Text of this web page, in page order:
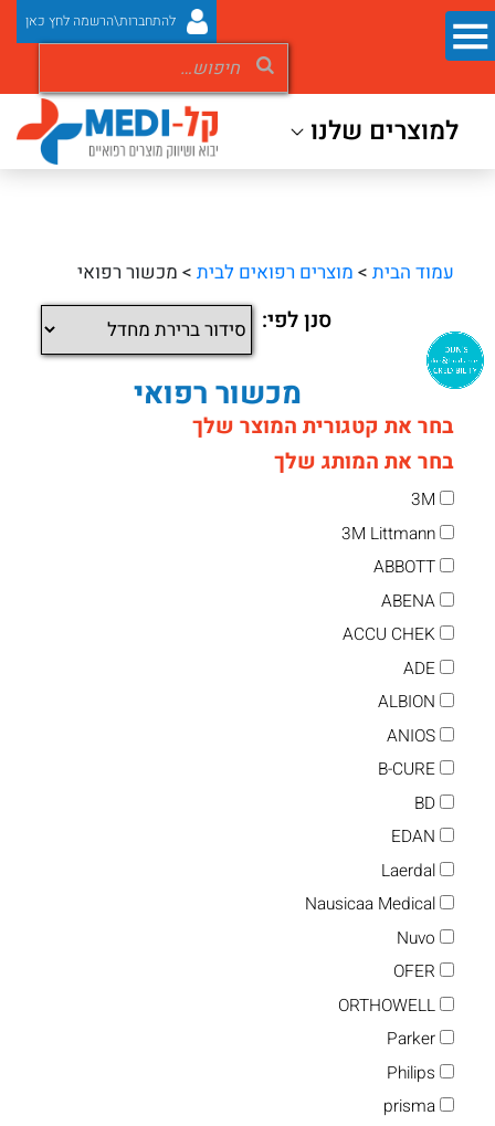
להתחברות\הרשמה לחץ כאן
למוצרים שלנו
עמוד הבית > מוצרים רפואים לבית > מכשור רפואי
סנן לפי:
מכשור רפואי
בחר את קטגורית המוצר שלך
בחר את המותג שלך
3M
3M Littmann
ABBOTT
ABENA
ACCU CHEK
ADE
ALBION
ANIOS
B-CURE
BD
EDAN
Laerdal
Nausicaa Medical
Nuvo
OFER
ORTHOWELL
Parker
Philips
prisma